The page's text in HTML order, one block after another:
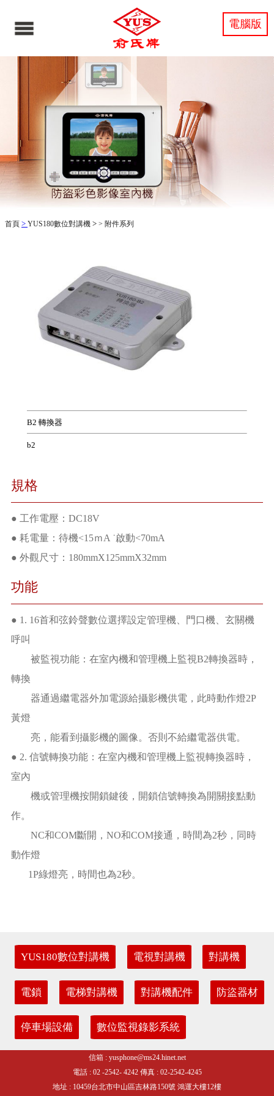
電腦版
首頁 > YUS180數位對講機 > > 附件系列
B2 轉換器
b2
規格
● 工作電壓：DC18V
● 耗電量：待機<15ｍA ˙啟動<70mA
● 外觀尺寸：180mmX125mmX32mm
功能
● 1. 16首和弦鈴聲數位選擇設定管理機、門口機、玄關機
呼叫
被監視功能：在室內機和管理機上監視B2轉換器時，
轉換
器通過繼電器外加電源給攝影機供電，此時動作燈2P
黃燈
亮，能看到攝影機的圖像。否則不給繼電器供電。
● 2. 信號轉換功能：在室內機和管理機上監視轉換器時，
室內
機或管理機按開鎖鍵後，開鎖信號轉換為開關接點動
作。
NC和COM斷開，NO和COM接通，時間為2秒，同時
動作燈
1P綠燈亮，時間也為2秒。
YUS180數位對講機 電視對講機 對講機
電鎖 電梯對講機 對講機配件 防盜器材
停車場設備 數位監視錄影系統
信箱 : yusphone@ms24.hinet.net
電話 : 02 -2542- 4242 傳真 : 02-2542-4245
地址 : 10459台北市中山區吉林路150號 鴻運大樓12樓